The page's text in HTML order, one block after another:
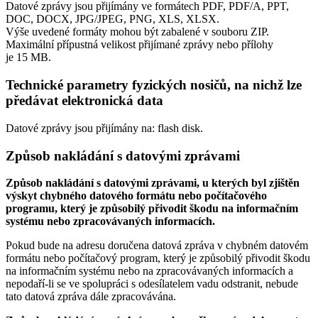
Datové zprávy jsou přijímány ve formátech PDF, PDF/A, PPT,
DOC, DOCX, JPG/JPEG, PNG, XLS, XLSX.
Výše uvedené formáty mohou být zabalené v souboru ZIP.
Maximální přípustná velikost přijímané zprávy nebo přílohy
je 15 MB.
Technické parametry fyzických nosičů, na nichž lze
předávat elektronická data
Datové zprávy jsou přijímány na: flash disk.
Způsob nakládání s datovými zprávami
Způsob nakládání s datovými zprávami, u kterých byl zjištěn
výskyt chybného datového formátu nebo počítačového
programu, který je způsobilý přivodit škodu na informačním
systému nebo zpracovávaných informacích.
Pokud bude na adresu doručena datová zpráva v chybném datovém
formátu nebo počítačový program, který je způsobilý přivodit škodu
na informačním systému nebo na zpracovávaných informacích a
nepodaří-li se ve spolupráci s odesílatelem vadu odstranit, nebude
tato datová zpráva dále zpracovávána.